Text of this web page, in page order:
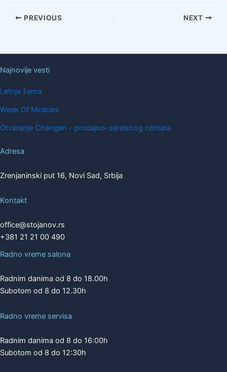
PREVIOUS NEXT
Najnovije vesti
Letnja šema
Week Of Miracles
Otvaranje Changan – prodajno-servisnog centara
Adresa
Zrenjaninski put 16, Novi Sad, Srbija
Kontakt
office@stojanov.rs
+381 21 21 00 490
Radno vreme salona
Radnim danima od 8 do 18.00h
Subotom od 8 do 12.30h
Radno vreme servisa
Radnim danima od 8 do 16:00h
Subotom od 8 do 12:30h